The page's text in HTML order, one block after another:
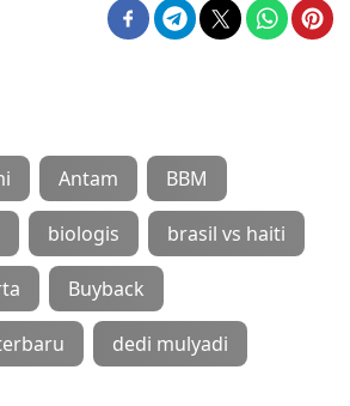
Antam BBM
biologis brasil vs haiti
Buyback
dedi mulyadi